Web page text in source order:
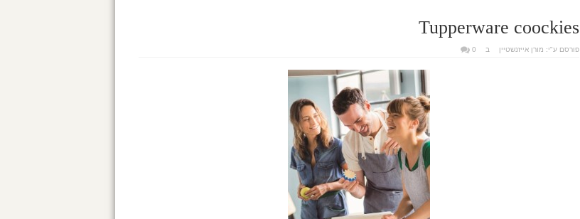
Tupperware coockies
פורסם ע"י: מורן אייזנשטיין ב 0